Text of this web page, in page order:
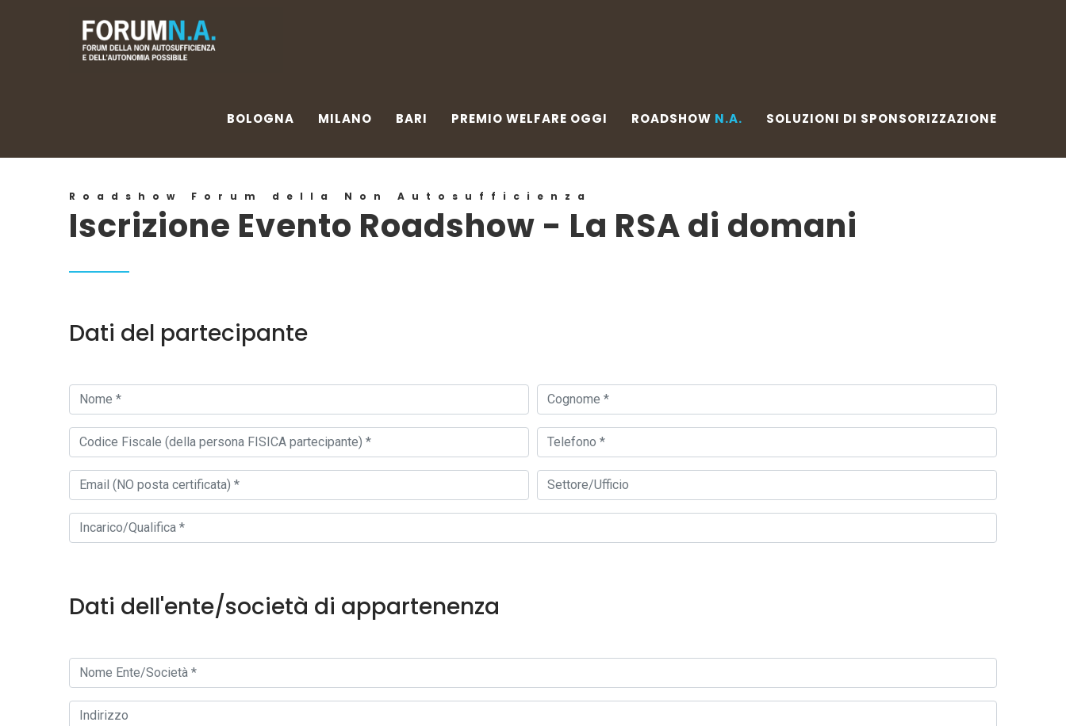
BOLOGNA MILANO BARI PREMIO WELFARE OGGI ROADSHOW N.A. SOLUZIONI DI SPONSORIZZAZIONE
Roadshow Forum della Non Autosufficienza
Iscrizione Evento Roadshow - La RSA di domani
Dati del partecipante
Dati dell'ente/società di appartenenza